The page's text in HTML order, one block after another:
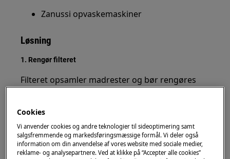
Zanussi opvaskemaskiner
Løsning
1. Rengør filteret
Filteret opsamler madrester og bør rengøres
tag filteret ud
skyl det under varmt vand
fjern madrester og snavs
rengør området omkring filteret
Cookies
Vi anvender cookies og andre teknologier til sideoptimering samt
salgsfremmende og markedsføringsmæssige formål. Vi deler også
information om din anvendelse af vores website med sociale medier,
reklame- og analysepartnere. Ved at klikke på “Accepter alle cookies”